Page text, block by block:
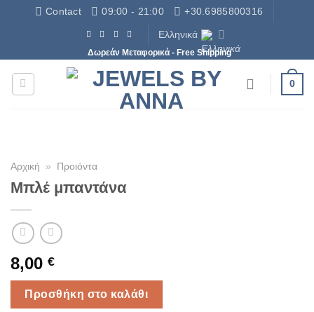
ΜετάβασηContact 09:00 - 21:00 +30.6985800316
Ελληνικά
Δωρεάν Μεταφορικά - Free Shipping
0
Αρχική » Προιόντα
Μπλέ μπαντάνα
8,00 €
Προσθήκη στο καλάθι